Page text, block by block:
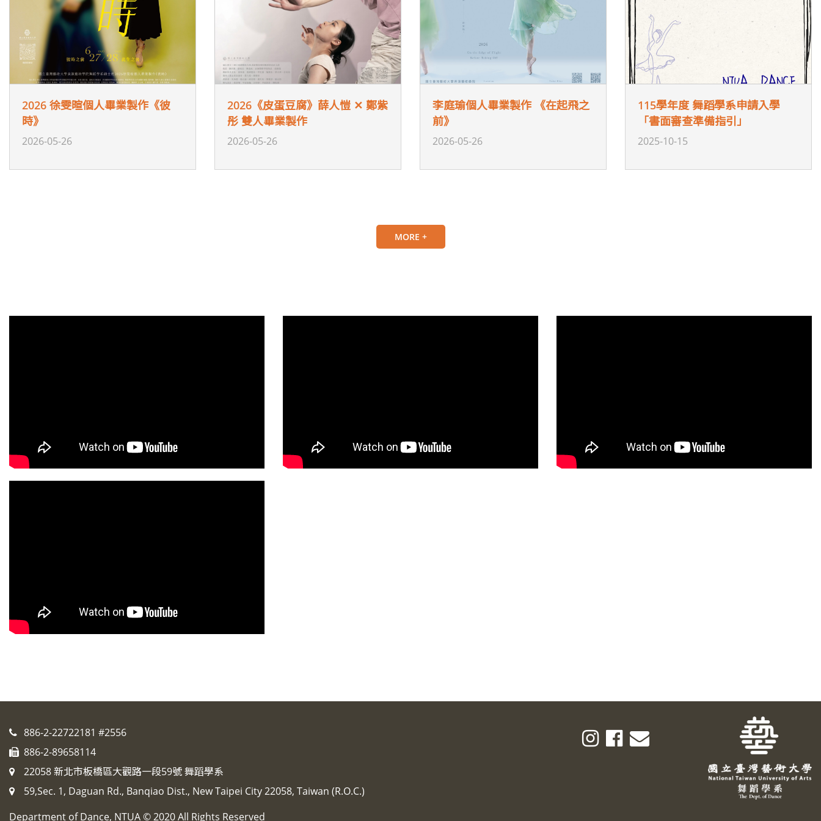
2026 徐雯暄個人畢業製作《彼
時》
2026-05-26
2026《皮蛋豆腐》薛人愷 ✕ 鄭紫
彤 雙人畢業製作
2026-05-26
李庭瑜個人畢業製作 《在起飛之
前》
2026-05-26
115學年度 舞蹈學系申請入學
「書面審查準備指引」
2025-10-15
MORE +
886-2-22722181 #2556
886-2-89658114
22058 新北市板橋區大觀路一段59號 舞蹈學系
59,Sec. 1, Daguan Rd., Banqiao Dist., New Taipei City 22058, Taiwan (R.O.C.)
Department of Dance, NTUA © 2020 All Rights Reserved